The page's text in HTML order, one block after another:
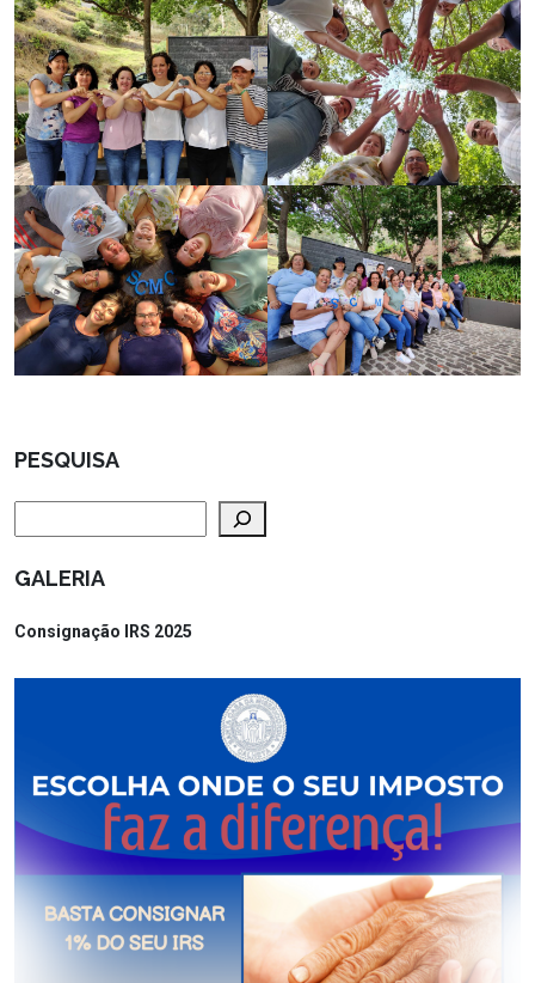
PESQUISA
GALERIA
Consignação IRS 2025